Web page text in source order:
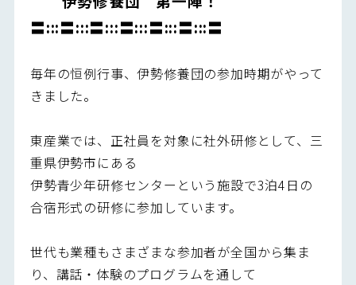
〓:::〓:::〓:::〓:::〓:::〓:::〓
毎年の恒例行事、伊勢修養団の参加時期がやって
きました。
東産業では、正社員を対象に社外研修として、三
重県伊勢市にある
伊勢青少年研修センターという施設で3泊4日の
合宿形式の研修に参加しています。
世代も業種もさまざまな参加者が全国から集ま
り、講話・体験のプログラムを通して